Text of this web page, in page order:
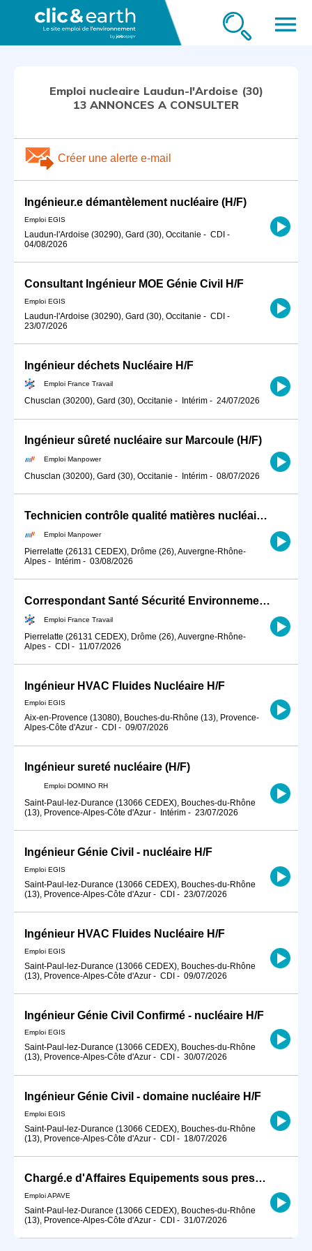
menu
Emploi nucleaire Laudun-l'Ardoise (30)
13 ANNONCES A CONSULTER
Créer une alerte e-mail
Ingénieur.e démantèlement nucléaire (H/F)
Emploi EGIS
Laudun-l'Ardoise (30290), Gard (30), Occitanie - CDI -
04/08/2026
Consultant Ingénieur MOE Génie Civil H/F
Emploi EGIS
Laudun-l'Ardoise (30290), Gard (30), Occitanie - CDI -
23/07/2026
Ingénieur déchets Nucléaire H/F
Emploi France Travail
Chusclan (30200), Gard (30), Occitanie - Intérim - 24/07/2026
Ingénieur sûreté nucléaire sur Marcoule (H/F)
Emploi Manpower
Chusclan (30200), Gard (30), Occitanie - Intérim - 08/07/2026
Technicien contrôle qualité matières nucléaires sur Pierrelatte (H/F)
Emploi Manpower
Pierrelatte (26131 CEDEX), Drôme (26), Auvergne-Rhône-
Alpes - Intérim - 03/08/2026
Correspondant Santé Sécurité Environnement Radioprotection H/F (H/F)
Emploi France Travail
Pierrelatte (26131 CEDEX), Drôme (26), Auvergne-Rhône-
Alpes - CDI - 11/07/2026
Ingénieur HVAC Fluides Nucléaire H/F
Emploi EGIS
Aix-en-Provence (13080), Bouches-du-Rhône (13), Provence-
Alpes-Côte d'Azur - CDI - 09/07/2026
Ingénieur sureté nucléaire (H/F)
Emploi DOMINO RH
Saint-Paul-lez-Durance (13066 CEDEX), Bouches-du-Rhône
(13), Provence-Alpes-Côte d'Azur - Intérim - 23/07/2026
Ingénieur Génie Civil - nucléaire H/F
Emploi EGIS
Saint-Paul-lez-Durance (13066 CEDEX), Bouches-du-Rhône
(13), Provence-Alpes-Côte d'Azur - CDI - 23/07/2026
Ingénieur HVAC Fluides Nucléaire H/F
Emploi EGIS
Saint-Paul-lez-Durance (13066 CEDEX), Bouches-du-Rhône
(13), Provence-Alpes-Côte d'Azur - CDI - 09/07/2026
Ingénieur Génie Civil Confirmé - nucléaire H/F
Emploi EGIS
Saint-Paul-lez-Durance (13066 CEDEX), Bouches-du-Rhône
(13), Provence-Alpes-Côte d'Azur - CDI - 30/07/2026
Ingénieur Génie Civil - domaine nucléaire H/F
Emploi EGIS
Saint-Paul-lez-Durance (13066 CEDEX), Bouches-du-Rhône
(13), Provence-Alpes-Côte d'Azur - CDI - 18/07/2026
Chargé.e d'Affaires Equipements sous pression Nucléaires H/F
Emploi APAVE
Saint-Paul-lez-Durance (13066 CEDEX), Bouches-du-Rhône
(13), Provence-Alpes-Côte d'Azur - CDI - 31/07/2026